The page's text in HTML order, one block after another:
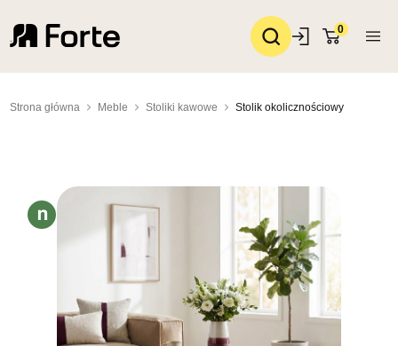
0
Strona główna Meble Stoliki kawowe Stolik okolicznościowy